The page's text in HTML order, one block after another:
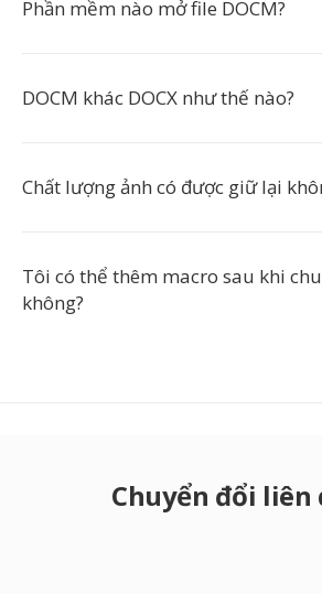
Phần mềm nào mở file DOCM?
DOCM khác DOCX như thế nào?
Chất lượng ảnh có được giữ lại
Tôi có thể thêm macro sau khi
không?
Chuyển đổi liên